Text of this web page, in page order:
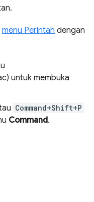
menu Perintah dengan
untuk membuka
Command+Shift+P
Command.